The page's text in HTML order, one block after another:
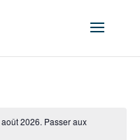
2026. Passer aux